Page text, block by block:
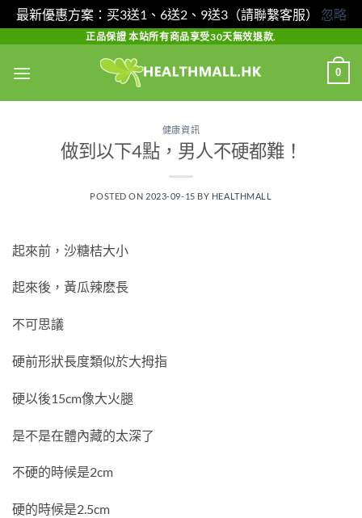
最新優惠方案：买3送1、6送2、9送3（請聯繫客服） 忽略
content
正品保證 本站所有商品享受30天無效退款.
0
健康資訊
做到以下4點，男人不硬都難！
POSTED ON 2023-09-15 BY HEALTHMALL
起來前，沙糖桔大小
起來後，黃瓜辣麽長
不可思議
硬前形狀長度類似於大拇指
硬以後15cm像大火腿
是不是在體內藏的太深了
不硬的時候是2cm
硬的時候是2.5cm